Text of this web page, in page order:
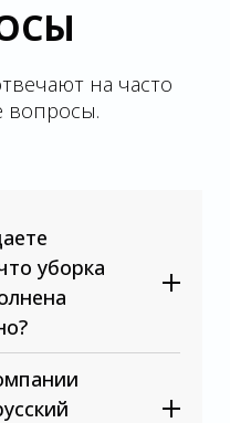
на часто
вопросы.
уборка